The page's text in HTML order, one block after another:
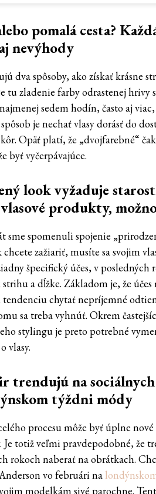
pomalá cesta?
nevýhody
dva spôsoby, ako získať krásne
tu zladenie farby odrastenej hrivy
sedem hodín, často aj
je nechať vlasy dorásť do
Opäť platí, že „dvojfarebné“
byť vyčerpávajúce.
look vyžaduje
produkty,
sme spomenuli spojenie
chcete zažiariť, musíte sa svojim
špecifický účes, v posledných
a dĺžke. Základom je, že účes
tendenciu chytať nepríjemné
sa treba vyhnúť. Okrem
stylingu je preto potrebné
vlasy.
trendujú na
týždni módy
procesu môže byť úplne
Je totiž veľmi pravdepodobné, že
rokoch naberať na obrátkach.
vo februári na
modelkám sivé parochne.